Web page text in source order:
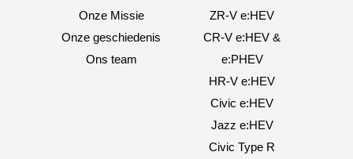
Onze Missie
Onze geschiedenis
Ons team
ZR-V e:HEV
CR-V e:HEV &
e:PHEV
HR-V e:HEV
Civic e:HEV
Jazz e:HEV
Civic Type R